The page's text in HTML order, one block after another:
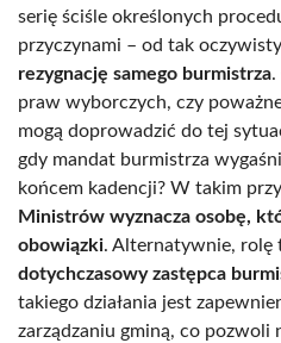
serię ściśle określonych
przyczynami – od tak
rezygnację samego burmistrza.
praw wyborczych, czy
mogą doprowadzić do tej
gdy mandat burmistrza
końcem kadencji? W takim
Ministrów wyznacza osobę,
obowiązki. Alternatywnie, rolę
dotychczasowy zastępca
takiego działania jest
zarządzaniu gminą, co pozwoli